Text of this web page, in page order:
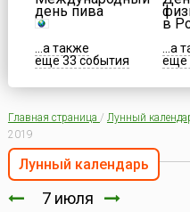
день пива
...а также
еще 33 события
в
...а
еще
Главная страница / Лунный
2019
Лунный календарь
7 июля